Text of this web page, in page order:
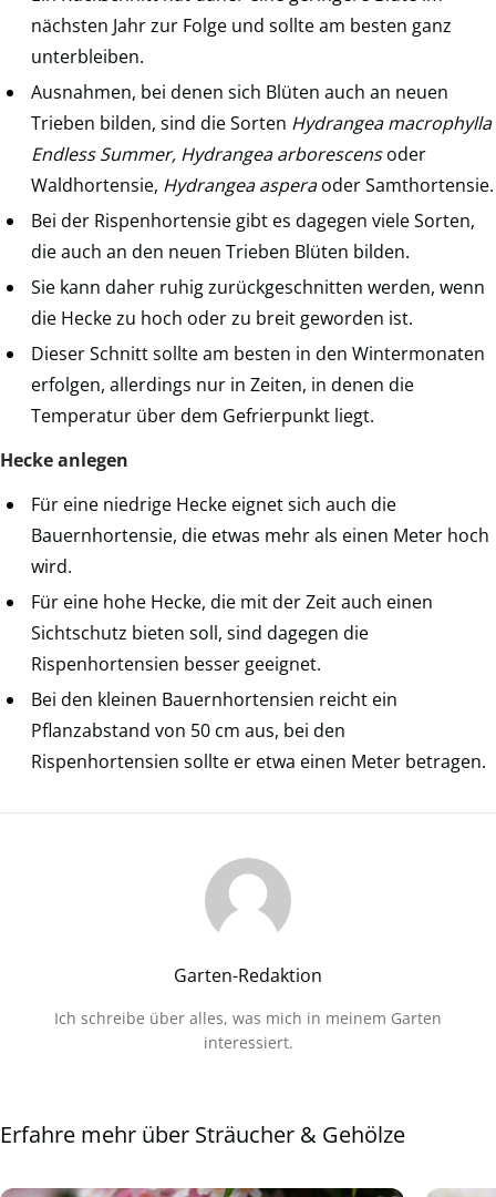
nächsten Jahr zur Folge und sollte am besten ganz
unterbleiben.
Ausnahmen, bei denen sich Blüten auch an neuen
Trieben bilden, sind die Sorten Hydrangea macrophylla
Endless Summer, Hydrangea arborescensoder
Waldhortensie, Hydrangea asperaoder Samthortensie.
Bei der Rispenhortensie gibt es dagegen viele Sorten,
die auch an den neuen Trieben Blüten bilden.
Sie kann daher ruhig zurückgeschnitten werden, wenn
die Hecke zu hoch oder zu breit geworden ist.
Dieser Schnitt sollte am besten in den Wintermonaten
erfolgen, allerdings nur in Zeiten, in denen die
Temperatur über dem Gefrierpunkt liegt.
Hecke anlegen
Für eine niedrige Hecke eignet sich auch die
Bauernhortensie, die etwas mehr als einen Meter hoch
wird.
Für eine hohe Hecke, die mit der Zeit auch einen
Sichtschutz bieten soll, sind dagegen die
Rispenhortensien besser geeignet.
Bei den kleinen Bauernhortensien reicht ein
Pflanzabstand von 50 cm aus, bei den
Rispenhortensien sollte er etwa einen Meter betragen.
Garten-Redaktion
Ich schreibe über alles, was mich in meinem Garten
interessiert.
Erfahre mehr über Sträucher & Gehölze